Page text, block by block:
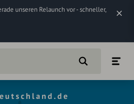
unseren Relaunch vor - schneller,